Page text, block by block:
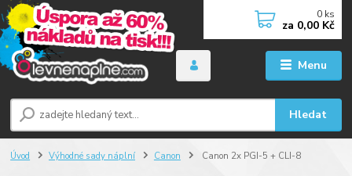
Menu
Hledat
0 ks
za 0,00 Kč
Úvod Výhodné sady náplní Canon Canon 2x PGI-5 + CLI-8